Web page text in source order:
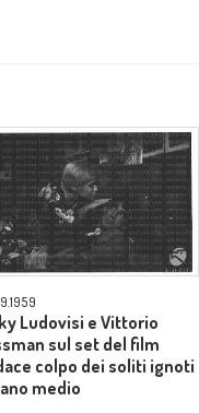
Ludovisi e Vittorio
sul set del film
colpo dei soliti ignoti
medio